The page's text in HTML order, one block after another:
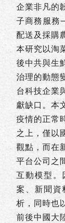
企業非凡的
子商務服務
配送及採購
本研究以淘
後中共與生
治理的動態
台科技企業
獻缺口。本
疫情的正常
之上，僅以
觀點，而在
平台公司之
互動模型。
案、新聞資
析，同時也
前後中國大